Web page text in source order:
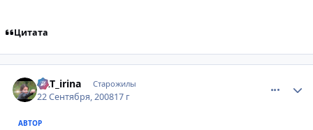
Цитата
KAT_irina Старожилы
22 Сентября, 200817 г
АВТОР